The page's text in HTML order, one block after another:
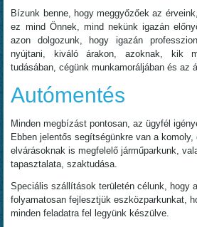
Bízunk benne, hogy meggyőzőek az
ez mind Önnek, mind nekünk igazán
azon dolgozunk, hogy igazán
nyújtani, kiváló árakon, azoknak, kik
tudásában, cégünk munkamoráljában és az
Autómentés
Minden megbízást pontosan, az ügyfél
Ebben jelentős segítségünkre van a komoly,
elvárásoknak is megfelelő járműparkunk,
tapasztalata, szaktudása.
Speciális szállítások területén célunk, hogy
folyamatosan fejlesztjük eszközparkunkat,
minden feladatra fel legyünk készülve.